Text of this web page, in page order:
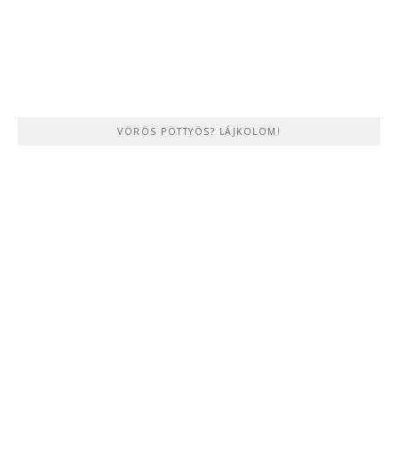
VÖRÖS PÖTTYÖS? LÁJKOLOM!